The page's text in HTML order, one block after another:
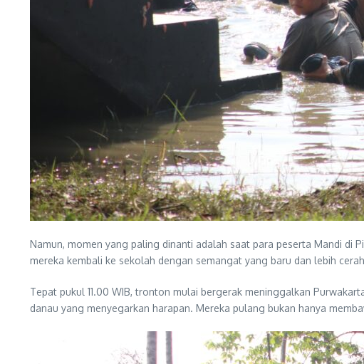
Namun, momen yang paling dinanti adalah saat para peserta Mandi di
mereka kembali ke sekolah dengan semangat yang baru dan lebih
Tepat pukul 11.00 WIB, tronton mulai bergerak meninggalkan
danau yang menyegarkan harapan. Mereka pulang bukan hanya